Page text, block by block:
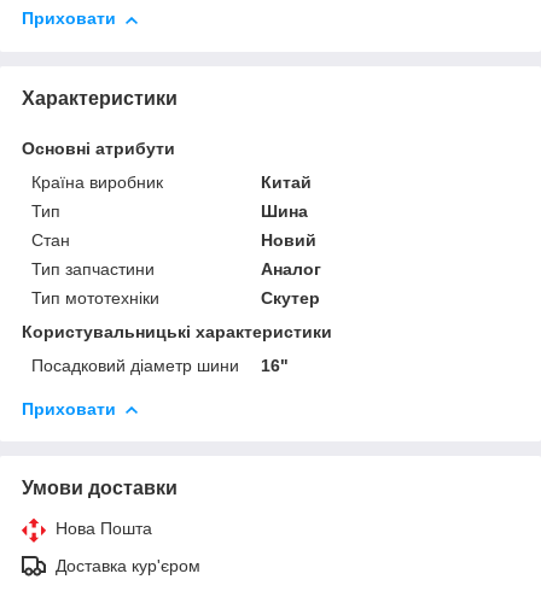
Приховати
Характеристики
Основні атрибути
Країна виробник
Китай
Тип
Шина
Стан
Новий
Тип запчастини
Аналог
Тип мототехніки
Скутер
Користувальницькі характеристики
Посадковий діаметр шини
16"
Приховати
Умови доставки
Нова Пошта
Доставка кур'єром